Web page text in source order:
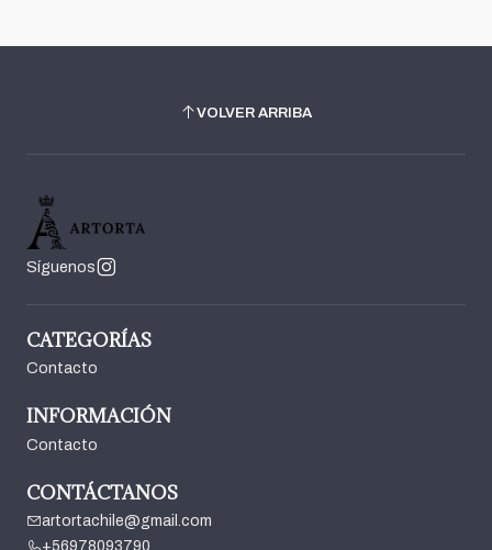
VOLVER ARRIBA
Síguenos
CATEGORÍAS
Contacto
INFORMACIÓN
Contacto
CONTÁCTANOS
artortachile@gmail.com
+56978093790